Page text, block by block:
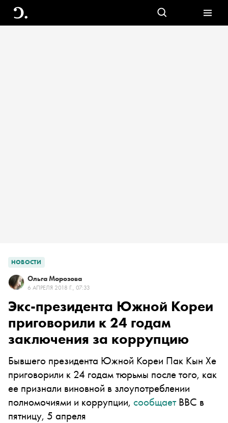
НОВОСТИ
Ольга Морозова
6 АПРЕЛЯ 2018 Г., 07:33
Экс-президента Южной Кореи
приговорили к 24 годам
заключения за коррупцию
Бывшего президента Южной Кореи Пак Кын Хе
приговорили к 24 годам тюрьмы после того, как
ее признали виновной в злоупотреблении
полномочиями и коррупции, сообщаетBBC в
пятницу, 5 апреля